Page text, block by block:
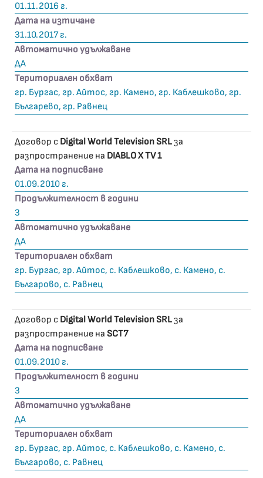
01.11.2016 г.
Дата на изтичане
31.10.2017 г.
Автоматично удължаване
ДА
Териториален обхват
гр. Бургас, гр. Айтос, гр. Камено, гр. Каблешково, гр.
Българево, гр. Равнец
Договор с Digital World Television SRLза
разпространение на DIABLO X TV 1
Дата на подписване
01.09.2010 г.
Продължителност в години
3
Автоматично удължаване
ДА
Териториален обхват
гр. Бургас, гр. Айтос, с. Каблешково, с. Камено, с.
Българово, с. Равнец
Договор с Digital World Television SRLза
разпространение на SCT7
Дата на подписване
01.09.2010 г.
Продължителност в години
3
Автоматично удължаване
ДА
Териториален обхват
гр. Бургас, гр. Айтос, с. Каблешково, с. Камено, с.
Българово, с. Равнец